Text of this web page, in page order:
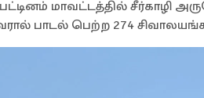
மாவட்டத்தில் சீர்காழி
பாடல் பெற்ற 274